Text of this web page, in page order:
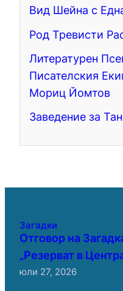
Вид Шейна с
Род Тревисти
Литературен
Писателския
Мориц Йомтов
Заведение за
Загадки
Отговор на
„Резерват в
юли 27, 2026